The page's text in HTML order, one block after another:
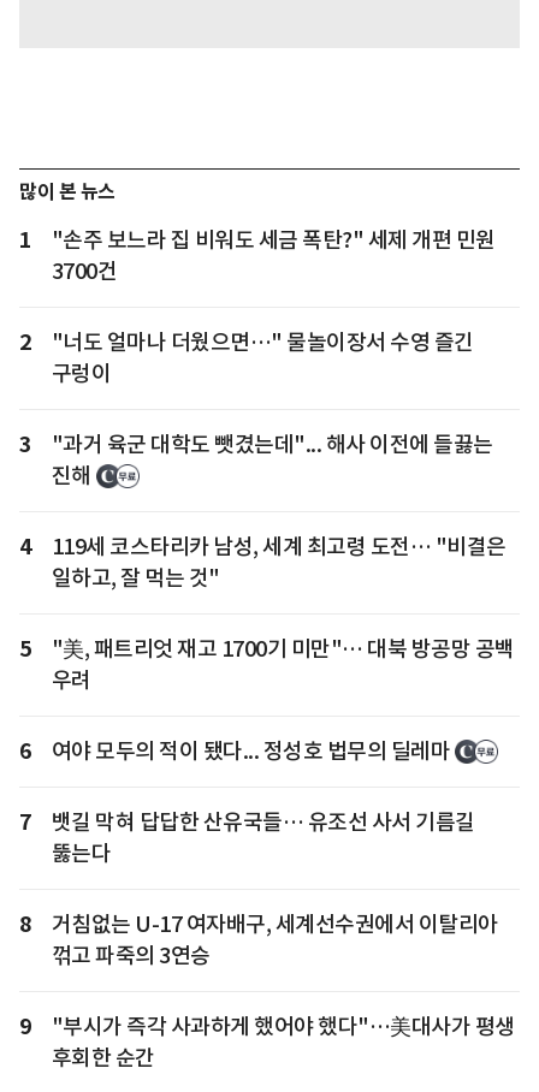
많이 본 뉴스
1
"손주 보느라 집 비워도 세금 폭탄?" 세제 개편 민원
3700건
2
"너도 얼마나 더웠으면…" 물놀이장서 수영 즐긴
구렁이
3
"과거 육군 대학도 뺏겼는데"... 해사 이전에 들끓는
진해
4
119세 코스타리카 남성, 세계 최고령 도전… "비결은
일하고, 잘 먹는 것"
5
"美, 패트리엇 재고 1700기 미만"… 대북 방공망 공백
우려
6 여야 모두의 적이 됐다... 정성호 법무의 딜레마
7
뱃길 막혀 답답한 산유국들… 유조선 사서 기름길
뚫는다
8
거침없는 U-17 여자배구, 세계선수권에서 이탈리아
꺾고 파죽의 3연승
9
"부시가 즉각 사과하게 했어야 했다"…美대사가 평생
후회한 순간